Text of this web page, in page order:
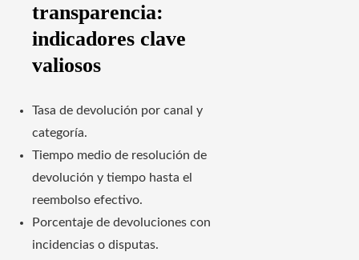
transparencia:
indicadores clave
valiosos
Tasa de devolución por canal y
categoría.
Tiempo medio de resolución de
devolución y tiempo hasta el
reembolso efectivo.
Porcentaje de devoluciones con
incidencias o disputas.